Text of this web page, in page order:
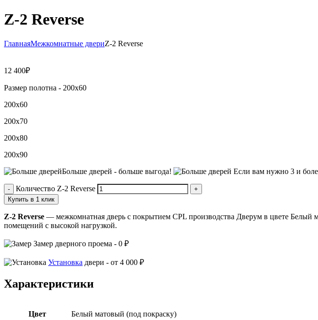
Z-2 Reverse
ГлавнаяМежкомнатные двериZ-2 Reverse
12 400₽
Размер полотна - 200х60
200х60
200х70
200х80
200х90
Больше дверей - больше выгода! Если вам нужно 3 и
Количество Z-2 Reverse
Купить в 1 клик
Z-2 Reverse — межкомнатная дверь с покрытием CPL производства Дверум в цвете Белый
помещений с высокой нагрузкой.
Замер дверного проема - 0 ₽
Установка двери - от 4 000 ₽
Характеристики
Цвет Белый матовый (под покраску)